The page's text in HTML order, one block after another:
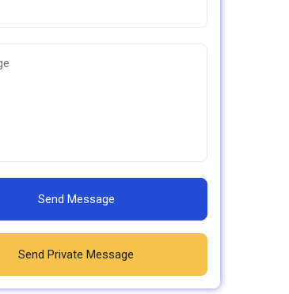
Send Message
Send Private Message